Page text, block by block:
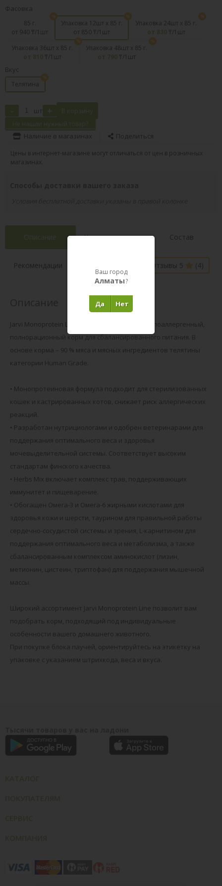
Фасовка
85 г.
от 940 ₸/1шт
Упаковка 12шт х 85 г.
от 850 ₸/1шт
Упаковка 24шт х 85 г.
от 830 ₸/1шт
Упаковка 36шт х 85 г.
от 810 ₸/1шт
Упаковка 48шт х 85 г.
от 790 ₸/1шт
Вкус
Телятина
- шт + В корзину
Не нашли нужный товар?
Наличие в магазинах Поделиться
Цены в интернет-магазине могут отличаться от цен в розничных
магазинах.
Описание Характеристики Состав
Рекомендации
магазинах
Отзывы 5 (4)
Jarvi Monoprotein Line – это холистический, гипоаллергенный,
полнорационный корм для сбалансированного питания. В
основе корма – 90 % мяса и мясных ингредиентов телятины
категории Human Grade.
• Монопротеиновая формула подходит для стерилизованных
кошек и кастрированных котов, снижает риск аллергических
реакций.
• Разработан нутрициологами и одобрен ветеринарами для
поддержания оптимального веса и здоровья
мочевыделительной системы. Соответствует высоким
стандартам финского качества.
• Herbs Mix включает комплекс трав, поддерживающих
иммунитет и пищеварение.
• Обогащен Омега-3 и Омега-6 жирными кислотами для
здоровья кожи и шерсти, таурином для правильной работы
сердечно-сосудистой системы и зрения, L-карнитином для
поддержания оптимального веса и метаболизма, а также
сбалансированным комплексом аминокислот (лизин,
метионин, цистеин, триптофан) для поддержания мышечной
массы.
Широкий ассортимент Jarvi Monoprotein Line позволит вам
подобрать корм, подходящий под индивидуальные
особенности вашего домашнего животного.
При покупке блока паучей, ориентируйтесь на этикетку на
упаковке с указанием штрихкода, веса и вкуса.
Ваш город
Алматы?
Нет
Да